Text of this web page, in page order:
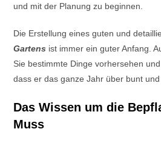
und mit der Planung zu beginnen.
Die Erstellung eines guten und
Gartens ist immer ein guter Anfang.
Sie bestimmte Dinge vorhersehen
dass er das ganze Jahr über bunt und
Das Wissen um die
Muss